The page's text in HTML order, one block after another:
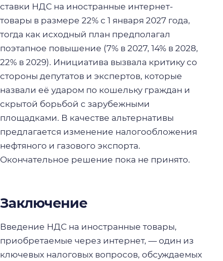
ставки НДС на иностранные интернет-
товары в размере 22% с 1 января 2027 года,
тогда как исходный план предполагал
поэтапное повышение (7% в 2027, 14% в 2028,
22% в 2029). Инициатива вызвала критику со
стороны депутатов и экспертов, которые
назвали её ударом по кошельку граждан и
скрытой борьбой с зарубежными
площадками. В качестве альтернативы
предлагается изменение налогообложения
нефтяного и газового экспорта.
Окончательное решение пока не принято.
Заключение
Введение НДС на иностранные товары,
приобретаемые через интернет, — один из
ключевых налоговых вопросов, обсуждаемых